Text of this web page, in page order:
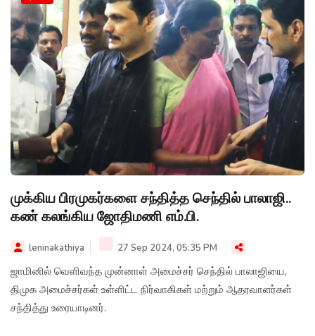
முக்கிய பிரமுகர்களை சந்தித்த செந்தில் பாலாஜி..
கண் கலங்கிய ஜோதிமணி எம்.பி.
leninakathiya 27 Sep 2024, 05:35 PM
ஜாமினில் வெளிவந்த முன்னாள் அமைச்சர் செந்தில் பாலாஜியை,
திமுக அமைச்சர்கள் உள்ளிட்ட நிர்வாகிகள் மற்றும் ஆதரவாளர்கள்
சந்தித்து உரையாடினர்.